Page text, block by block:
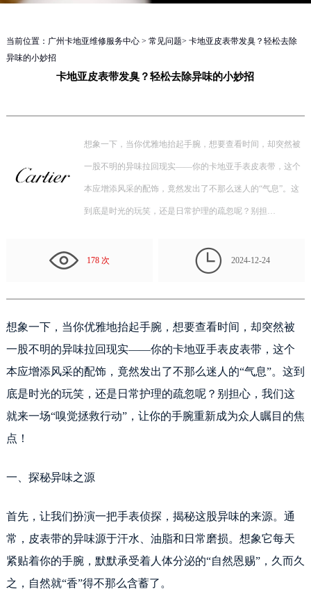
当前位置： 广州卡地亚维修服务中心> 常见问题> 卡地亚皮表带发臭？轻松去除
异味的小妙招
卡地亚皮表带发臭？轻松去除异味的小妙招
想象一下，当你优雅地抬起手腕，想要查看时间，却突然被
一股不明的异味拉回现实——你的卡地亚手表皮表带，这个
本应增添风采的配饰，竟然发出了不那么迷人的“气息”。这
到底是时光的玩笑，还是日常护理的疏忽呢？别担…
178 次  2024-12-24
想象一下，当你优雅地抬起手腕，想要查看时间，却突然被
一股不明的异味拉回现实——你的卡地亚手表皮表带，这个
本应增添风采的配饰，竟然发出了不那么迷人的“气息”。这到
底是时光的玩笑，还是日常护理的疏忽呢？别担心，我们这
就来一场“嗅觉拯救行动”，让你的手腕重新成为众人瞩目的焦
点！
一、探秘异味之源
首先，让我们扮演一把手表侦探，揭秘这股异味的来源。通
常，皮表带的异味源于汗水、油脂和日常磨损。想象它每天
紧贴着你的手腕，默默承受着人体分泌的“自然恩赐”，久而久
之，自然就“香”得不那么含蓄了。